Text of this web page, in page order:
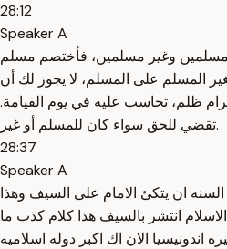
28:12
Speaker A
وغير مسلمين، فأختصم مسلم
المسلم على المسلم، لا يجوز لك أن
ظلم، تحاسب عليه في يوم القيامة.
تقضي للحق سواء كان للمسلم أو غير.
28:37
Speaker A
ان يتكئ الامام على السيف وهذا
انتشر بالسيف هذا كلام كذب ما
اندونيسيا الان اك اكبر دوله اسلاميه